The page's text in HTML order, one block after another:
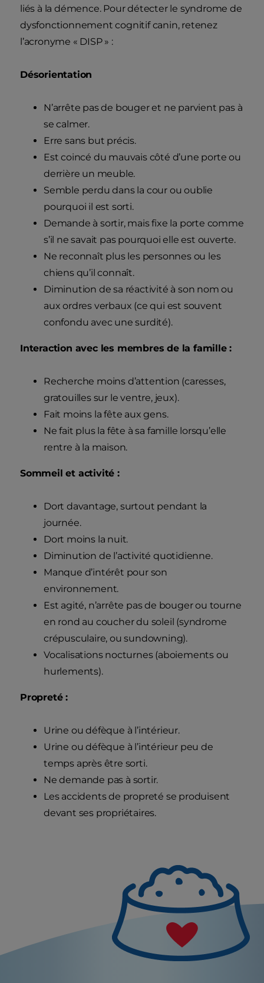
liés à la démence. Pour détecter le syndrome de
dysfonctionnement cognitif canin, retenez
l’acronyme « DISP » :
Désorientation
N’arrête pas de bouger et ne parvient pas à
se calmer.
Erre sans but précis.
Est coincé du mauvais côté d’une porte ou
derrière un meuble.
Semble perdu dans la cour ou oublie
pourquoi il est sorti.
Demande à sortir, mais fixe la porte comme
s’il ne savait pas pourquoi elle est ouverte.
Ne reconnaît plus les personnes ou les
chiens qu’il connaît.
Diminution de sa réactivité à son nom ou
aux ordres verbaux (ce qui est souvent
confondu avec une surdité).
Interaction avec les membres de la famille :
Recherche moins d’attention (caresses,
gratouilles sur le ventre, jeux).
Fait moins la fête aux gens.
Ne fait plus la fête à sa famille lorsqu’elle
rentre à la maison.
Sommeil et activité :
Dort davantage, surtout pendant la
journée.
Dort moins la nuit.
Diminution de l’activité quotidienne.
Manque d’intérêt pour son
environnement.
Est agité, n’arrête pas de bouger ou tourne
en rond au coucher du soleil (syndrome
crépusculaire, ou sundowning).
Vocalisations nocturnes (aboiements ou
hurlements).
Propreté :
Urine ou défèque à l’intérieur.
Urine ou défèque à l’intérieur peu de
temps après être sorti.
Ne demande pas à sortir.
Les accidents de propreté se produisent
devant ses propriétaires.